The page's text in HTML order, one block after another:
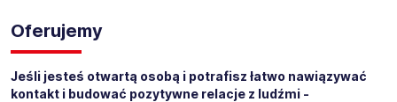
Oferujemy
Jeśli jesteś otwartą osobą i potrafisz łatwo nawiązywać
kontakt i budować pozytywne relacje z ludźmi -